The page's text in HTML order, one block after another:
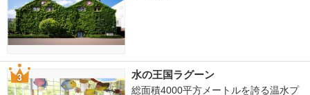
水の王国ラグーン
総面積4000平方メートルを誇る温水プ